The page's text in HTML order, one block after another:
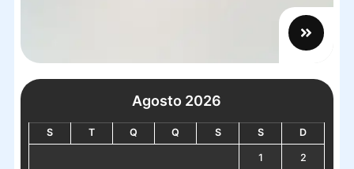
Agosto 2026
S T Q Q S S D
1 2